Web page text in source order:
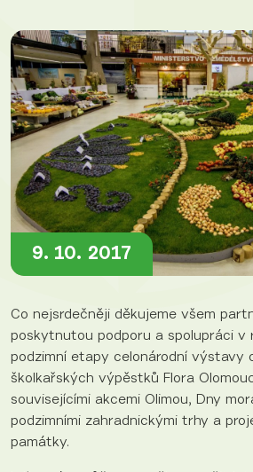
9. 10. 2017
Co nejsrdečněji děkujeme všem
poskytnutou podporu a spolupráci v
podzimní etapy celonárodní výstavy
školkařských výpěstků Flora
souvisejícími akcemi Olimou, Dny
podzimními zahradnickými trhy a
památky.